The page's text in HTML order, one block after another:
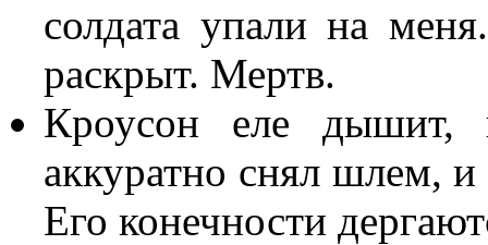
солдата упали на
раскрыт. Мертв.
Кроусон еле
аккуратно снял шлем,
Его конечности